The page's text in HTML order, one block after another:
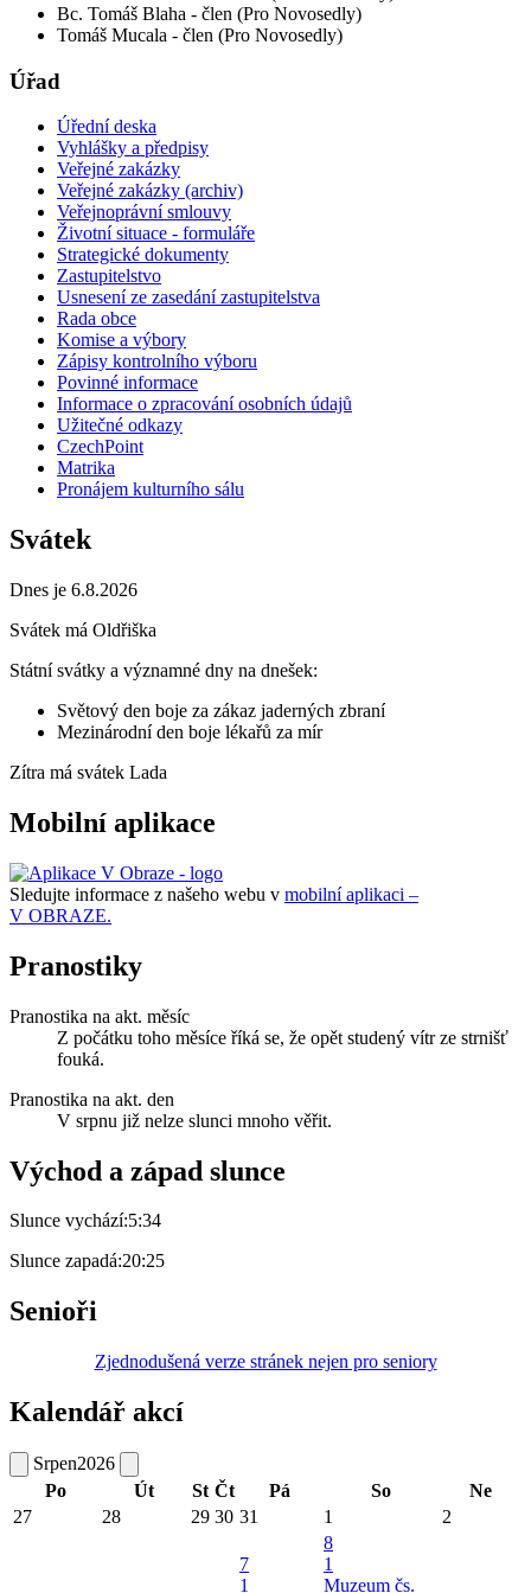
Bc. Tomáš Blaha - člen (Pro Novosedly)
Tomáš Mucala - člen (Pro Novosedly)
Úřad
Úřední deska
Vyhlášky a předpisy
Veřejné zakázky
Veřejné zakázky (archiv)
Veřejnoprávní smlouvy
Životní situace - formuláře
Strategické dokumenty
Zastupitelstvo
Usnesení ze zasedání zastupitelstva
Rada obce
Komise a výbory
Zápisy kontrolního výboru
Povinné informace
Informace o zpracování osobních údajů
Užitečné odkazy
CzechPoint
Matrika
Pronájem kulturního sálu
Svátek
Dnes je 6.8.2026
Svátek má Oldřiška
Státní svátky a významné dny na dnešek:
Světový den boje za zákaz jaderných zbraní
Mezinárodní den boje lékařů za mír
Zítra má svátek Lada
Mobilní aplikace
Sledujte informace z našeho webu v mobilní aplikaci –
V OBRAZE.
Pranostiky
Pranostika na akt. měsíc
Z počátku toho měsíce říká se, že opět studený vítr ze strnišť
fouká.
Pranostika na akt. den
V srpnu již nelze slunci mnoho věřit.
Východ a západ slunce
Slunce vychází:5:34
Slunce zapadá:20:25
Senioři
Zjednodušená verze stránek nejen pro seniory
Kalendář akcí
Srpen2026
Po
Út St Čt Pá So
Ne
27
28 29 30 31 1 2
7
1
8
1
Muzeum čs.